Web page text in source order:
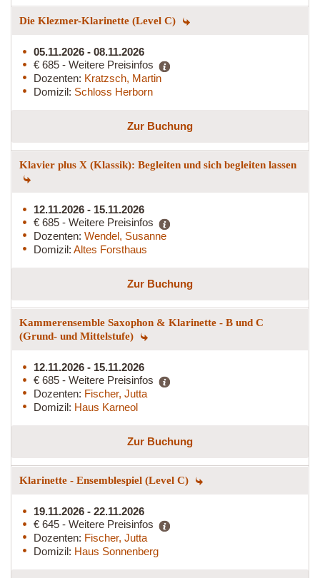
Die Klezmer-Klarinette (Level C)
05.11.2026 - 08.11.2026
€ 685 - Weitere Preisinfos
Dozenten: Kratzsch, Martin
Domizil: Schloss Herborn
Zur Buchung
Klavier plus X (Klassik): Begleiten und sich begleiten lassen
12.11.2026 - 15.11.2026
€ 685 - Weitere Preisinfos
Dozenten: Wendel, Susanne
Domizil: Altes Forsthaus
Zur Buchung
Kammerensemble Saxophon & Klarinette - B und C
(Grund- und Mittelstufe)
12.11.2026 - 15.11.2026
€ 685 - Weitere Preisinfos
Dozenten: Fischer, Jutta
Domizil: Haus Karneol
Zur Buchung
Klarinette - Ensemblespiel (Level C)
19.11.2026 - 22.11.2026
€ 645 - Weitere Preisinfos
Dozenten: Fischer, Jutta
Domizil: Haus Sonnenberg